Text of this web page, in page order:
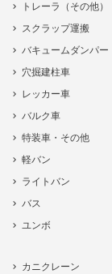
トレーラ（その他）
スクラップ運搬
バキュームダンパー
穴掘建柱車
レッカー車
バルク車
特装車・その他
軽バン
ライトバン
バス
ユンボ
カニクレーン